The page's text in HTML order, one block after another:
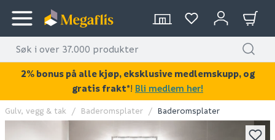
KAN DISSE VÆRE AV INTERESSE?
Gulv, vegg & tak Baderomsplater Baderomsplater
2% bonus på alle kjøp, eksklusive medlemskupp, og
gratis frakt*! Bli medlem her!